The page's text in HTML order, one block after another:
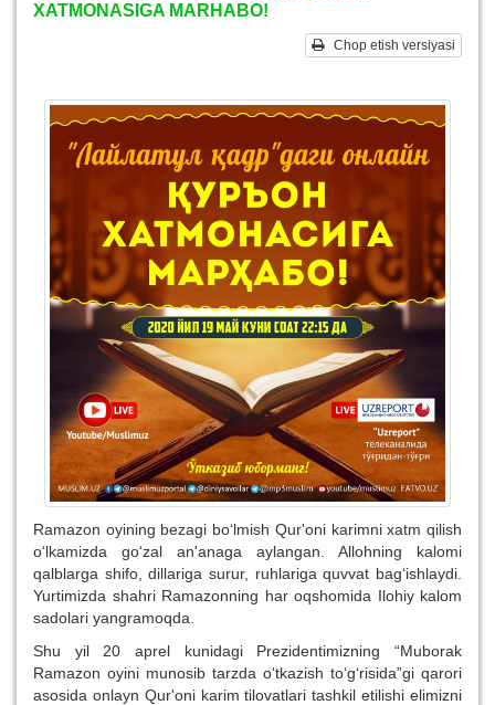
XATMONASIGA MARHABO!
Chop etish versiyasi
Ramazon oyining bezagi bo‘lmish Qur'oni karimni xatm qilish
o‘lkamizda go‘zal an'anaga aylangan. Allohning kalomi
qalblarga shifo, dillariga surur, ruhlariga quvvat bag‘ishlaydi.
Yurtimizda shahri Ramazonning har oqshomida Ilohiy kalom
sadolari yangramoqda.
Shu yil 20 aprel kunidagi Prezidentimizning “Muborak
Ramazon oyini munosib tarzda o‘tkazish to‘g‘risida”gi qarori
asosida onlayn Qur'oni karim tilovatlari tashkil etilishi elimizni